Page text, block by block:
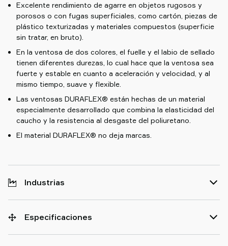
Excelente rendimiento de agarre en objetos rugosos y
porosos o con fugas superficiales, como cartón, piezas de
plástico texturizadas y materiales compuestos (superficie
sin tratar, en bruto).
En la ventosa de dos colores, el fuelle y el labio de sellado
tienen diferentes durezas, lo cual hace que la ventosa sea
fuerte y estable en cuanto a aceleración y velocidad, y al
mismo tiempo, suave y flexible.
Las ventosas DURAFLEX® están hechas de un material
especialmente desarrollado que combina la elasticidad del
caucho y la resistencia al desgaste del poliuretano.
El material DURAFLEX® no deja marcas.
Industrias
Especificaciones